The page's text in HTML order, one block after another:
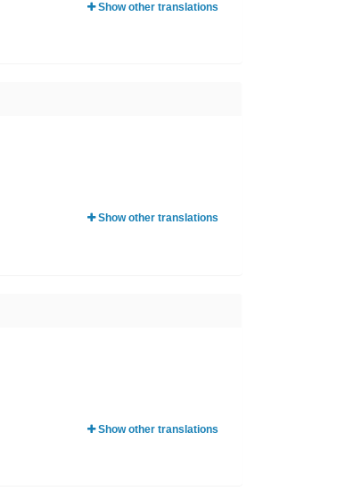
Show other translations
Show other translations
Show other translations